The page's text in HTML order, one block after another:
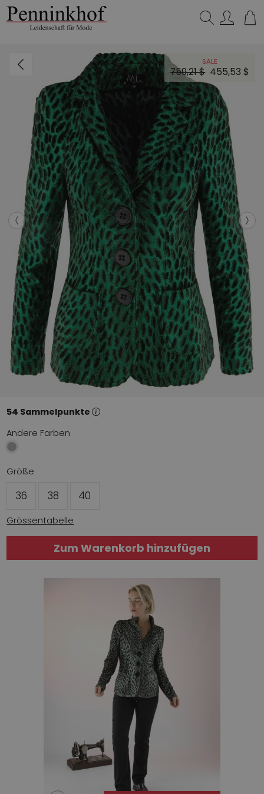
SALE
759,21 $ 455,53 $
54 Sammelpunkte
Andere Farben
Größe
36 38 40
Grössentabelle
Zum Warenkorb hinzufügen